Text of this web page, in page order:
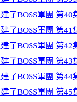
了BOSS軍團 第40
了BOSS軍團 第41
了BOSS軍團 第42
了BOSS軍團 第43
了BOSS軍團 第44
了BOSS軍團 第45